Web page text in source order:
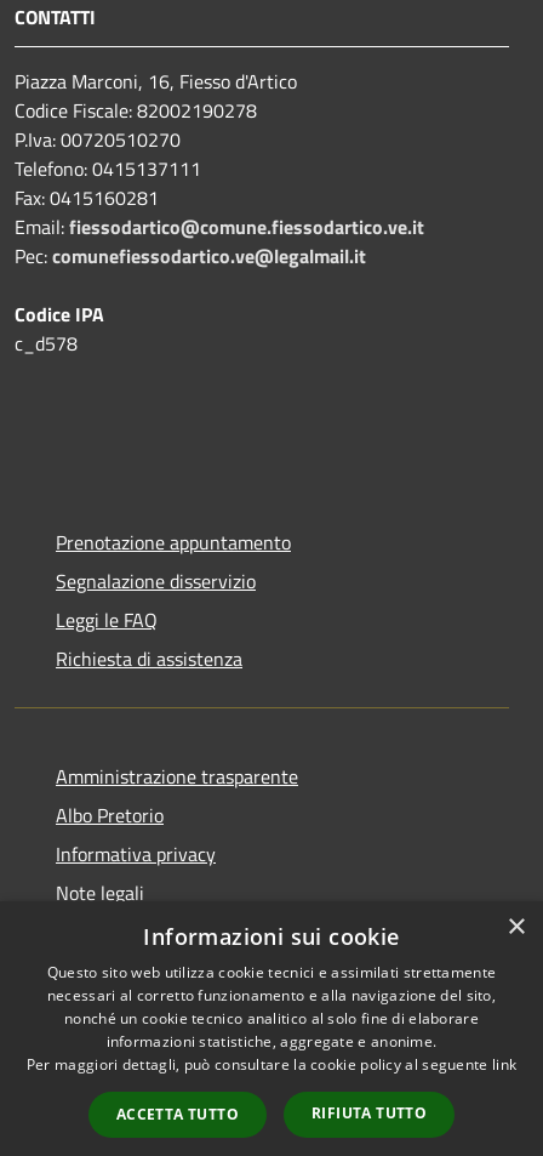
CONTATTI
Piazza Marconi, 16, Fiesso d'Artico
Codice Fiscale: 82002190278
P.Iva: 00720510270
Telefono:0415137111
Fax:0415160281
Email:fiessodartico@comune.fiessodartico.ve.it
Pec:comunefiessodartico.ve@legalmail.it
Codice IPA
c_d578
Prenotazione appuntamento
Segnalazione disservizio
Leggi le FAQ
Richiesta di assistenza
Amministrazione trasparente
Albo Pretorio
Informativa privacy
Note legali
Dichiarazione di accessibilità
RSS
Accessibilità
Copyright © 2026 • Comune di
Fiesso d'Artico • Powered by
Municipium•
Accesso
redazione
×
Informazioni sui cookie
Questo sito web utilizza cookie tecnici e assimilati strettamente
necessari al corretto funzionamento e alla navigazione del sito,
nonché un cookie tecnico analitico al solo fine di elaborare
informazioni statistiche, aggregate e anonime.
Per maggiori dettagli, può consultare la cookie policy al seguente link
ACCETTA TUTTO RIFIUTA TUTTO